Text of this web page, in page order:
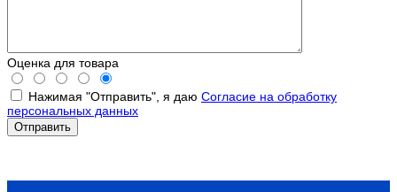
Оценка для товара
Нажимая "Отправить", я даю Согласие на обработку
персональных данных